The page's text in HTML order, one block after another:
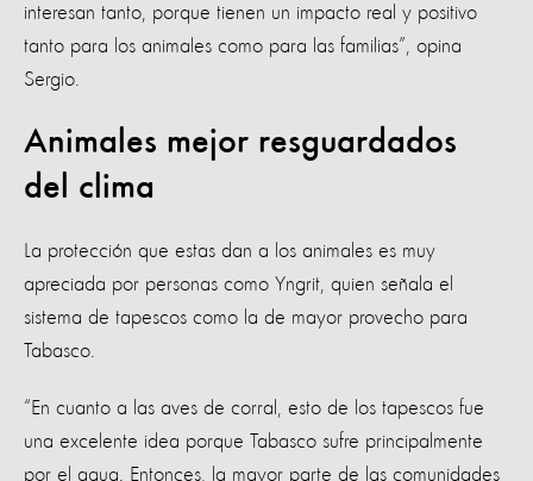
interesan tanto, porque tienen un impacto real y positivo
tanto para los animales como para las familias”, opina
Sergio.
Animales mejor resguardados
del clima
La protección que estas dan a los animales es muy
apreciada por personas como Yngrit, quien señala el
sistema de tapescos como la de mayor provecho para
Tabasco.
“En cuanto a las aves de corral, esto de los tapescos fue
una excelente idea porque Tabasco sufre principalmente
por el agua. Entonces, la mayor parte de las comunidades